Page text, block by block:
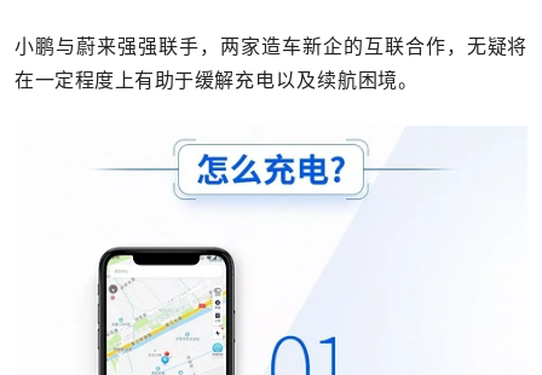
小鹏与蔚来强强联手，两家造车新企的互联合作，无疑将
在一定程度上有助于缓解充电以及续航困境。